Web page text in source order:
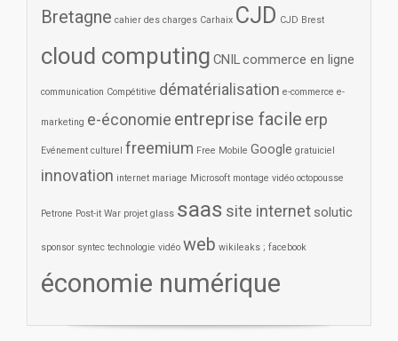
Bretagne cahier des charges Carhaix CJD CJD Brest
cloud computing CNILcommerce en ligne
communication Compétitive dématérialisation e-commerce e-
marketing e-économie entreprise facile erp
Evénement culturel freemium Free Mobile Google gratuiciel
innovation internet mariage Microsoft montage vidéo octopousse
Petrone Post-it War projet glass saas site internet solutic
sponsor syntec technologie vidéo web wikileaks ; facebook
économie numérique